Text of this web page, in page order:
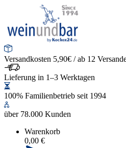
Versandkosten 5,90€ / ab 12
Lieferung in 1–3 Werktagen
100% Familienbetrieb seit 1994
über 78.000 Kunden
Warenkorb
0,00 €